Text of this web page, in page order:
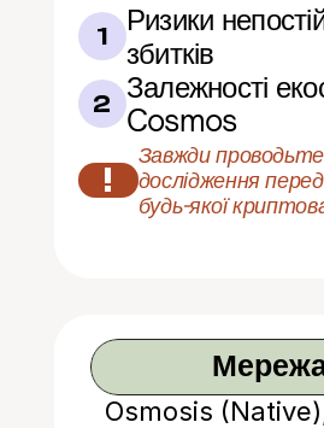
1
Ризики
збитків
2 Залежності
Cosmos
!
Завжди
дослідження
будь-якої
Osmosis